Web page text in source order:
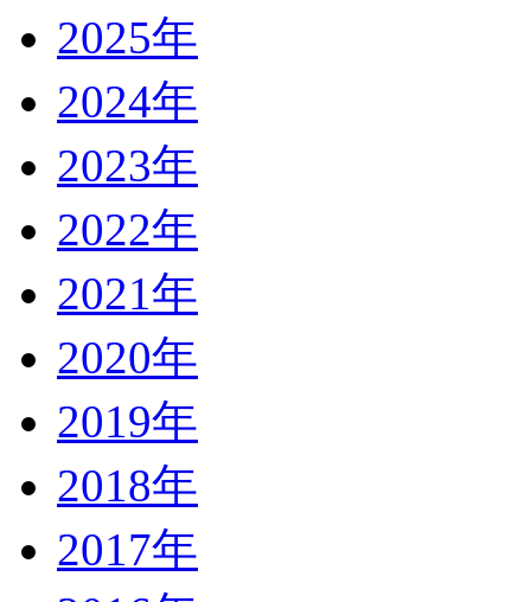
2025年
2024年
2023年
2022年
2021年
2020年
2019年
2018年
2017年